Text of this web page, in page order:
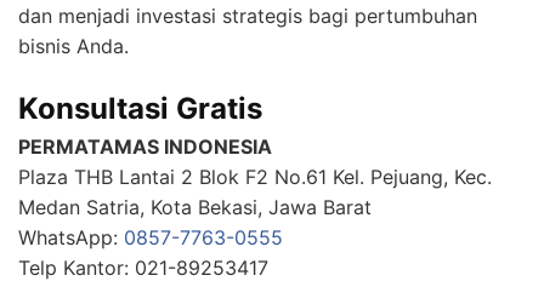
dan menjadi investasi strategis bagi pertumbuhan
bisnis Anda.
Konsultasi Gratis
PERMATAMAS INDONESIA
Plaza THB Lantai 2 Blok F2 No.61 Kel. Pejuang, Kec.
Medan Satria, Kota Bekasi, Jawa Barat
WhatsApp: 0857-7763-0555
Telp Kantor: 021-89253417